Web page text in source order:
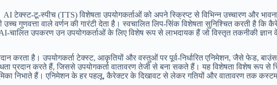
टेक्स्ट-टू-स्पीच (TTS) विशेषता उपयोगकर्ताओं को अपने स्क्रिप्ट से विभिन्न उच्चारण और
गुणवत्ता वाले वर्णन की गारंटी देता है। स्वचालित लिप-सिंक विशेषता सुनिश्चित करती है
उपकरण उन उपयोगकर्ताओं के लिए विशेष रूप से लाभदायक हैं जो विस्तृत तकनीकी ज्ञान के
करता है। उपयोगकर्ता टेक्स्ट, आकृतियों और वस्तुओं पर पूर्व-निर्धारित एनिमेशन, जैसे फेड,
प्रदान करते हैं, जिससे उपयोगकर्ता वातावरण तेजी से बना सकते हैं। यह विशेषता विशेष रूप से
निभाते हैं। एनिमेशन के हर पहलू, कैरेक्टर के दिखावट से लेकर गतियों और वातावरण तक